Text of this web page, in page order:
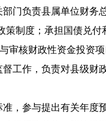
门负责县属单位财务
制度；承担国债兑付
核财政性资金投资
工作，负责对县级财
参与提出有关年度